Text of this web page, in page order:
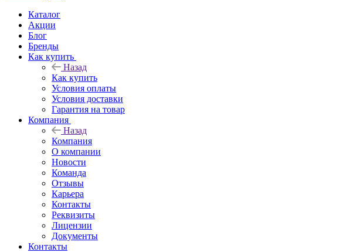
Каталог
Акции
Блог
Бренды
Как купить
Назад
Как купить
Условия оплаты
Условия доставки
Гарантия на товар
Компания
Назад
Компания
О компании
Новости
Команда
Отзывы
Карьера
Контакты
Реквизиты
Лицензии
Документы
Контакты